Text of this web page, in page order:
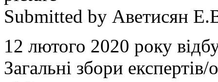
Submitted by Аветисян
12 лютого 2020 року
Загальні збори